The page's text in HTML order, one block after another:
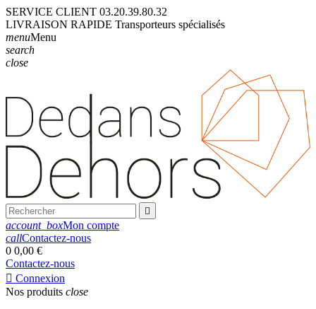
SERVICE CLIENT 03.20.39.80.32
LIVRAISON RAPIDE Transporteurs spécialisés
menuMenu
search
close

account_boxMon compte
callContactez-nous
0 0,00 €
Contactez-nous
 Connexion
Nos produits close